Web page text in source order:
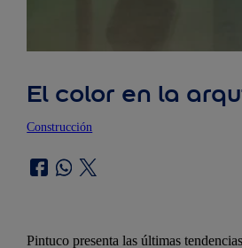
El color en la
Construcción
Pintuco presenta las últimas